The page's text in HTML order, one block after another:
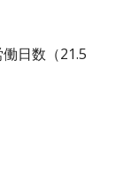
日数（21.5